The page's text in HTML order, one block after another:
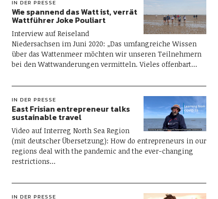
IN DER PRESSE
Wie spannend das Watt ist, verrät
Wattführer Joke Pouliart
Interview auf Reiseland
Niedersachsen im Juni 2020: „Das umfangreiche Wissen
über das Wattenmeer möchten wir unseren Teilnehmern
bei den Wattwanderungen vermitteln. Vieles offenbart…
IN DER PRESSE
East Frisian entrepreneur talks
sustainable travel
Video auf Interreg North Sea Region
(mit deutscher Übersetzung): How do entrepreneurs in our
regions deal with the pandemic and the ever-changing
restrictions…
IN DER PRESSE